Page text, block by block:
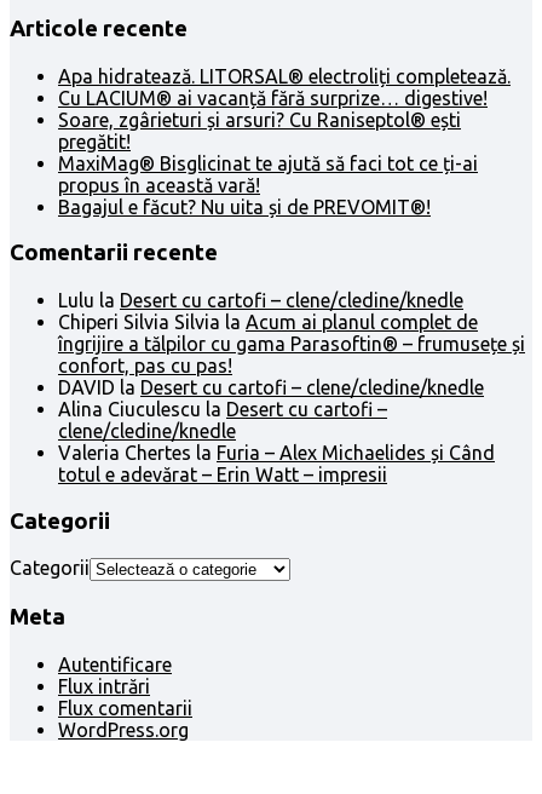
Articole recente
Apa hidratează. LITORSAL® electroliți completează.
Cu LACIUM® ai vacanță fără surprize… digestive!
Soare, zgârieturi și arsuri? Cu Raniseptol® ești
pregătit!
MaxiMag® Bisglicinat te ajută să faci tot ce ți-ai
propus în această vară!
Bagajul e făcut? Nu uita și de PREVOMIT®!
Comentarii recente
Lulu la Desert cu cartofi – clene/cledine/knedle
Chiperi Silvia Silvia la Acum ai planul complet de
îngrijire a tălpilor cu gama Parasoftin® – frumusețe și
confort, pas cu pas!
DAVID la Desert cu cartofi – clene/cledine/knedle
Alina Ciuculescu la Desert cu cartofi –
clene/cledine/knedle
Valeria Chertes la Furia – Alex Michaelides și Când
totul e adevărat – Erin Watt – impresii
Categorii
Categorii
Meta
Autentificare
Flux intrări
Flux comentarii
WordPress.org